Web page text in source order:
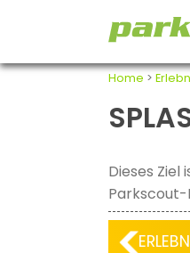
Home >
Dieses Ziel